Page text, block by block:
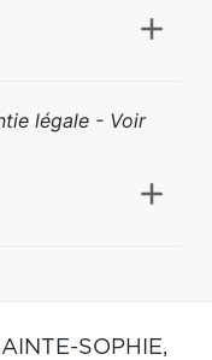
légale - Voir
SOPHIE,